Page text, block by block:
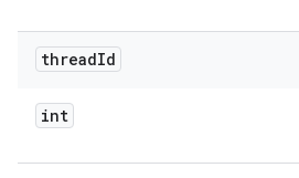
threadId
int